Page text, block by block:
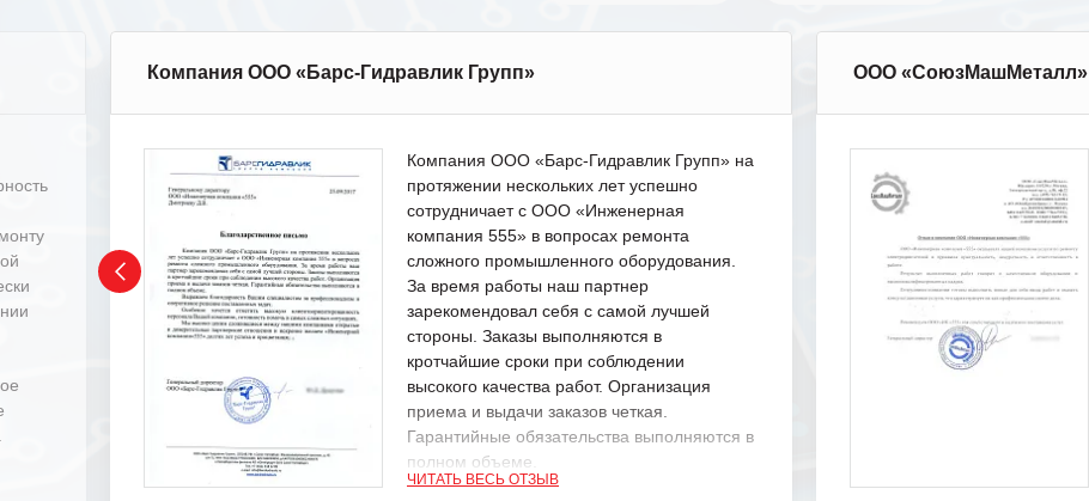
Компания ООО «Барс-Гидравлик Групп»
Компания ООО «Барс-Гидравлик Групп» на
протяжении нескольких лет успешно
сотрудничает с ООО «Инженерная
компания 555» в вопросах ремонта
сложного промышленного оборудования.
За время работы наш партнер
зарекомендовал себя с самой лучшей
стороны. Заказы выполняются в
кротчайшие сроки при соблюдении
высокого качества работ. Организация
приема и выдачи заказов четкая.
Гарантийные обязательства выполняются в
полном объеме.
ЧИТАТЬ ВЕСЬ ОТЗЫВ
ООО «СоюзМашМеталл»